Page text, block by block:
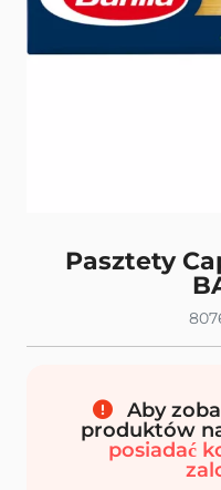
Pasztety
Aby
produktów
posiadać